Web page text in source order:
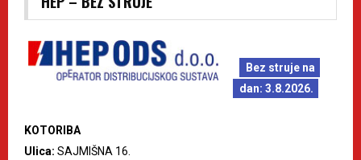
Bez struje na
dan: 3.8.2026.
KOTORIBA
Ulica: SAJMIŠNA 16.